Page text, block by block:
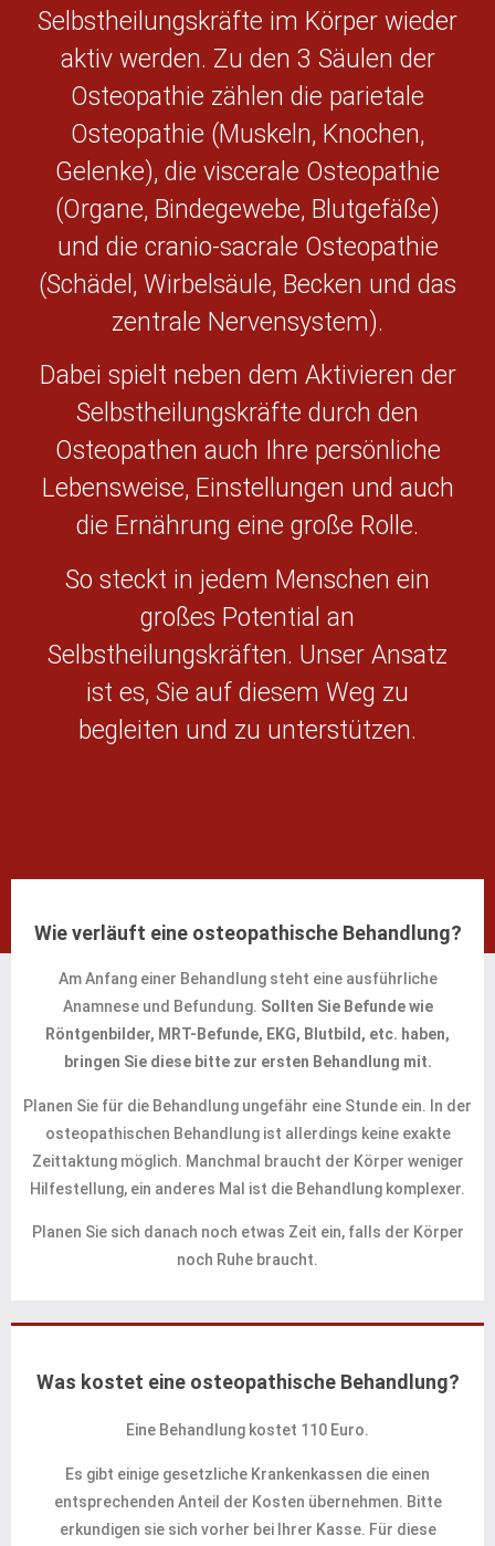
Selbstheilungskräfte im Körper wieder
aktiv werden. Zu den 3 Säulen der
Osteopathie zählen die parietale
Osteopathie (Muskeln, Knochen,
Gelenke), die viscerale Osteopathie
(Organe, Bindegewebe, Blutgefäße)
und die cranio-sacrale Osteopathie
(Schädel, Wirbelsäule, Becken und das
zentrale Nervensystem).
Dabei spielt neben dem Aktivieren der
Selbstheilungskräfte durch den
Osteopathen auch Ihre persönliche
Lebensweise, Einstellungen und auch
die Ernährung eine große Rolle.
So steckt in jedem Menschen ein
großes Potential an
Selbstheilungskräften. Unser Ansatz
ist es, Sie auf diesem Weg zu
begleiten und zu unterstützen.
Wie verläuft eine osteopathische Behandlung?
Am Anfang einer Behandlung steht eine ausführliche
Anamnese und Befundung. Sollten Sie Befunde wie
Röntgenbilder, MRT-Befunde, EKG, Blutbild, etc. haben,
bringen Sie diese bitte zur ersten Behandlung mit.
Planen Sie für die Behandlung ungefähr eine Stunde ein. In der
osteopathischen Behandlung ist allerdings keine exakte
Zeittaktung möglich. Manchmal braucht der Körper weniger
Hilfestellung, ein anderes Mal ist die Behandlung komplexer.
Planen Sie sich danach noch etwas Zeit ein, falls der Körper
noch Ruhe braucht.
Was kostet eine osteopathische Behandlung?
Eine Behandlung kostet 110 Euro.
Es gibt einige gesetzliche Krankenkassen die einen
entsprechenden Anteil der Kosten übernehmen. Bitte
erkundigen sie sich vorher bei Ihrer Kasse. Für diese